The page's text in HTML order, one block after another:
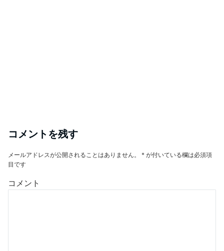
コメントを残す
メールアドレスが公開されることはありません。 * が付いている欄は必須項
目です
コメント